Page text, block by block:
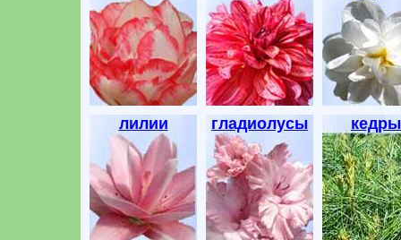
лилии гладиолусы кедры